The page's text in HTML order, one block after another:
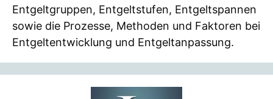
Entgeltgruppen, Entgeltstufen, Entgeltspannen
sowie die Prozesse, Methoden und Faktoren bei
Entgeltentwicklung und Entgeltanpassung.